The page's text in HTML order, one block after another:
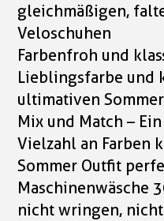
gleichmäßigen,
Veloschuhen
Farbenfroh und
Lieblingsfarbe und
ultimativen
Mix und Match –
Vielzahl an Farben
Sommer Outfit
Maschinenwäsche
nicht wringen,